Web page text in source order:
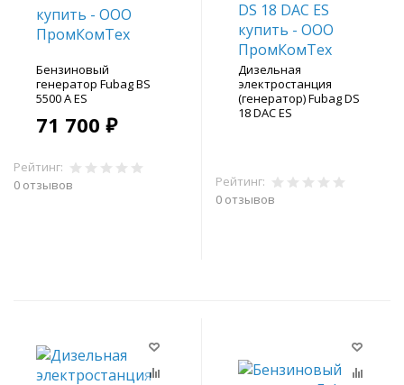
Бензиновый
генератор Fubag BS
5500 А ES
71 700 ₽
Рейтинг:
0 отзывов
Дизельная
электростанция
(генератор) Fubag DS
18 DAC ES
Рейтинг:
0 отзывов